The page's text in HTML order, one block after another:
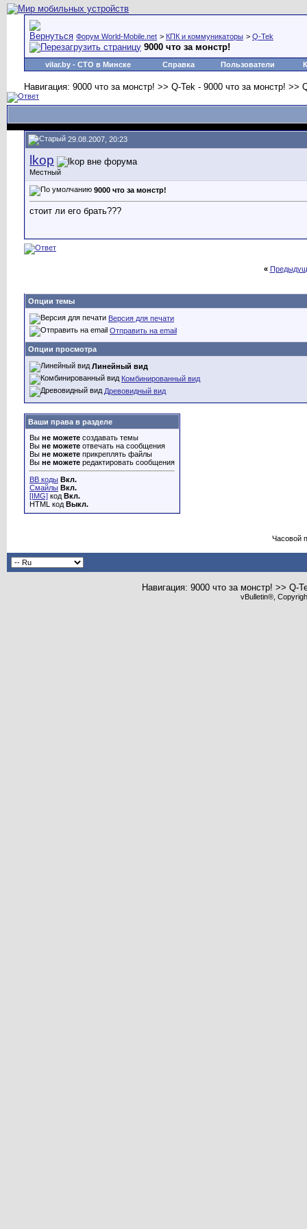
Форум World-Mobile.net > КПК и коммуникаторы > Q-Tek
9000 что за монстр!
vilar.by - СТО в Минске Справка Пользователи
Навигация: 9000 что за монстр! >> Q-Tek - 9000 что за монстр! >>
29.08.2007, 20:23
lkop
Местный
9000 что за монстр!
стоит ли его брать???
«
Опции темы
Версия для печати
Отправить на email
Опции просмотра
Линейный вид
Комбинированный вид
Древовидный вид
Ваши права в разделе
Вы не можете создавать темы
Вы не можете отвечать на сообщения
Вы не можете прикреплять файлы
Вы не можете редактировать сообщения
BB коды Вкл.
Смайлы Вкл.
[IMG] код Вкл.
HTML код Выкл.
Часовой
Навигация: 9000 что за монстр! >>
vBulletin®,